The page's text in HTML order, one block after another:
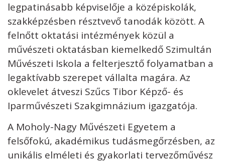
legpatinásabb képviselője a középiskolák,
szakképzésben résztvevő tanodák között. A
felnőtt oktatási intézmények közül a
művészeti oktatásban kiemelkedő Szimultán
Művészeti Iskola a felterjesztő folyamatban a
legaktívabb szerepet vállalta magára. Az
oklevelet átveszi Szűcs Tibor Képző- és
Iparművészeti Szakgimnázium igazgatója.
A Moholy-Nagy Művészeti Egyetem a
felsőfokú, akadémikus tudásmegőrzésben, az
unikális elméleti és gyakorlati tervezőművész